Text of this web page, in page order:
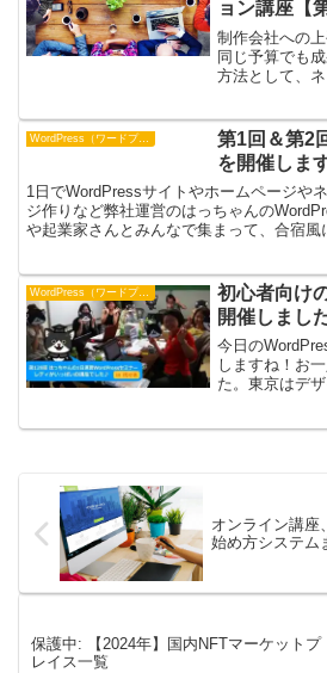
ョン講座【
制作会社への
同じ予算でも
方法として、
クオリティの
にしっておく
WordPress（ワードプレス）
第1回＆第2
を開催しま
1日でWordPressサイトやホームページや
ジ作りなど弊社運営のはっちゃんの
や起業家さんとみんなで集まって、合宿
WordPress（ワードプレス）
初心者向け
開催しまし
今日の
しますね！お
た。東京はデ
オンライン講座
始め方システム
保護中: 【2024年】国内NFTマーケットプ
レイス一覧